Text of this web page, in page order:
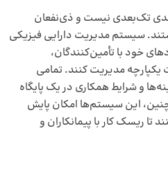
تک‌بعدی نیست و ذی‌نفعان
سیستم مدیریت دارایی فیزیکی
خود با تأمین‌کنندگان،
یکپارچه مدیریت کنند. تمامی
و شرایط همکاری در یک پایگاه
این سیستم‌ها امکان پایش
تا ریسک‌ کار با پیمانکاران و